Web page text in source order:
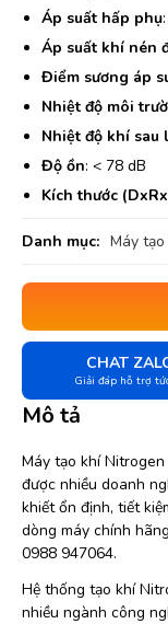
Áp suất hấp phụ
Áp suất khí nén
Điểm sương áp
Nhiệt độ môi
Nhiệt độ khí sau
Độ ồn: < 78 dB
Kích thước
Danh mục: Máy
CHAT
Giải đáp hỗ trợ
Mô tả
Máy tạo khí
được nhiều doanh
khiết ổn định, tiết
dòng máy chính
0988 947064.
Hệ thống tạo khí
nhiều ngành công